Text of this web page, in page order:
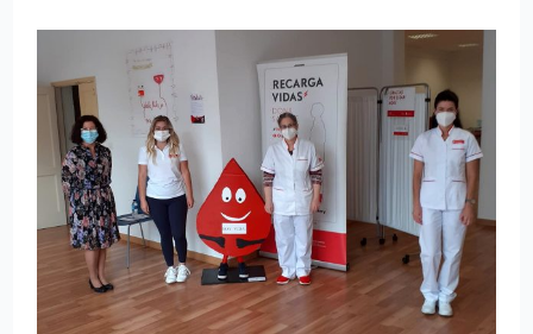
alumnado
del
Colegio
Pureza
de
María